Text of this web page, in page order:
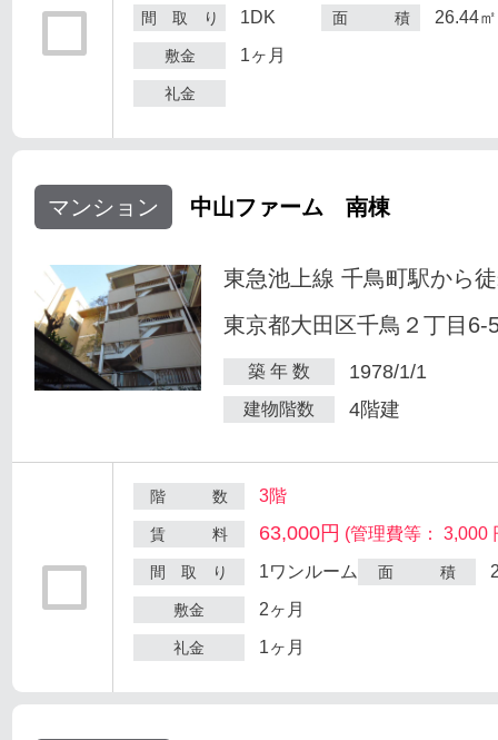
間 取 り 1DK 面 積 26.44㎡
敷金 1ヶ月
礼金
マンション 中山ファーム 南棟
東急池上線 千鳥町駅から
東京都大田区千鳥２丁目6-
築 年 数 1978/1/1
建物階数 4階建
階 数 3階
賃 料 63,000円 (管理費等： 3,000
間 取 り 1ワンルーム 面 積
敷金 2ヶ月
礼金 1ヶ月